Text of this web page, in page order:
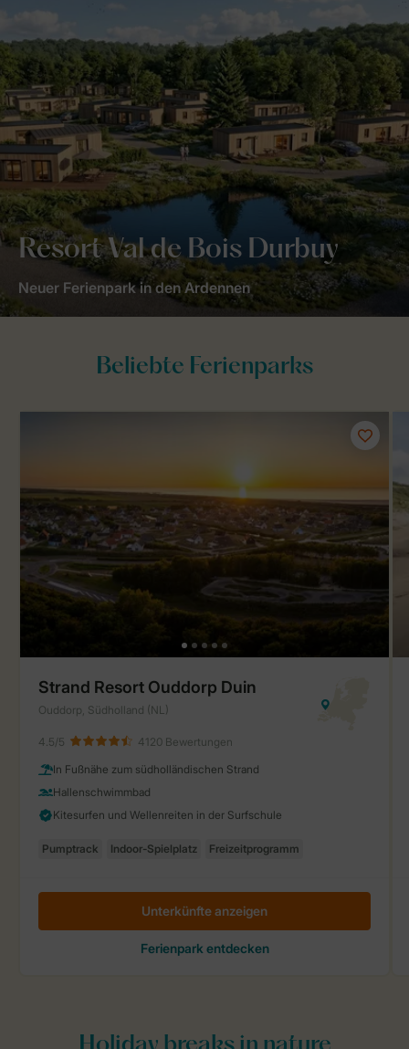
Resort Val de Bois Durbuy
Neuer Ferienpark in den Ardennen